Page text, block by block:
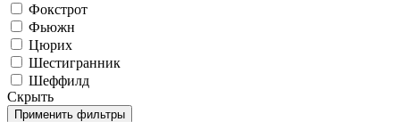
Фокстрот
Фьюжн
Цюрих
Шестигранник
Шеффилд
Скрыть